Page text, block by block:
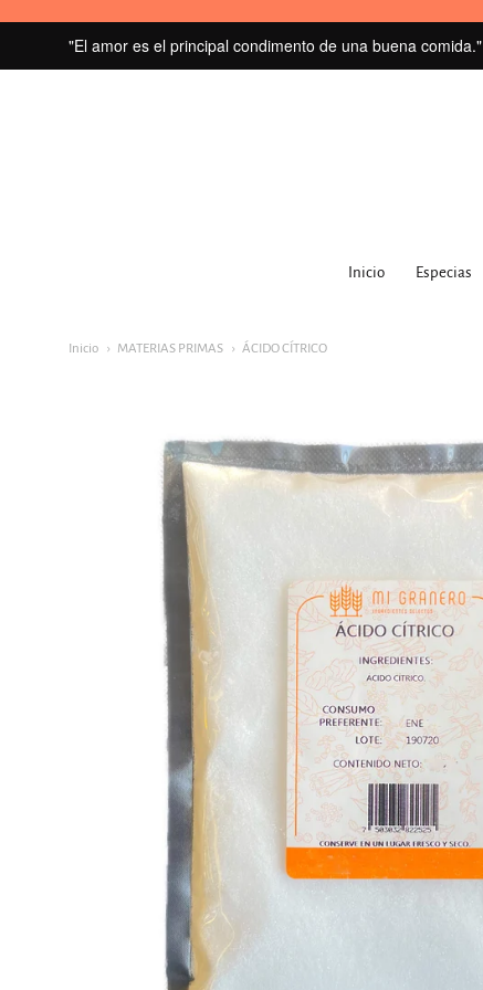
"El amor es el principal condimento de una buena comida."
Menú
Inicio Especias
Inicio MATERIAS PRIMAS ÁCIDO CÍTRICO